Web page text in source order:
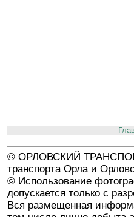
© ОРЛОВСКИЙ
транспорта Орла и
© Использование
допускается только с
Вся размещенная